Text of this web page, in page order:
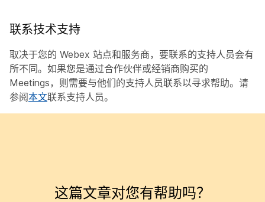
联系技术支持
取决于您的 Webex 站点和服务商，要联系的支持人员会有
所不同。如果您是通过合作伙伴或经销商购买的
Meetings，则需要与他们的支持人员联系以寻求帮助。请
参阅本文联系支持人员。
这篇文章对您有帮助吗？